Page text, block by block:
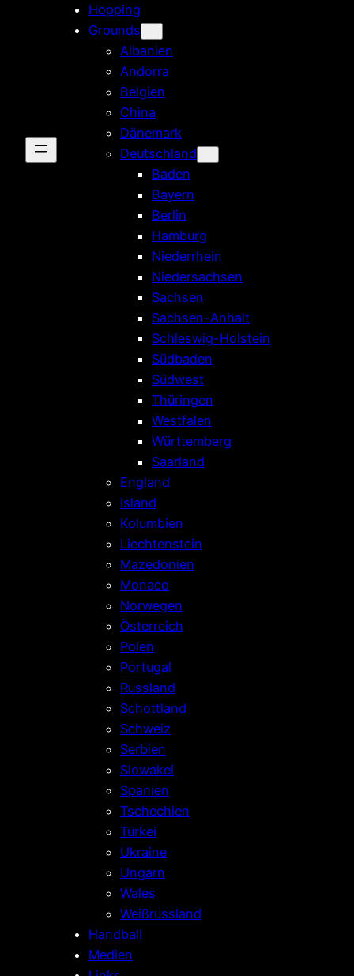
Hopping
Grounds
Albanien
Andorra
Belgien
China
Dänemark
Deutschland
Baden
Bayern
Berlin
Hamburg
Niederrhein
Niedersachsen
Sachsen
Sachsen-Anhalt
Schleswig-Holstein
Südbaden
Südwest
Thüringen
Westfalen
Württemberg
Saarland
England
Island
Kolumbien
Liechtenstein
Mazedonien
Monaco
Norwegen
Österreich
Polen
Portugal
Russland
Schottland
Schweiz
Serbien
Slowakei
Spanien
Tschechien
Türkei
Ukraine
Ungarn
Wales
Weißrussland
Handball
Medien